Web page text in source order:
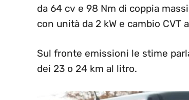
da 64 cv e 98 Nm di coppia
con unità da 2 kW e cambio
Sul fronte emissioni le stime
dei 23 o 24 km al litro.